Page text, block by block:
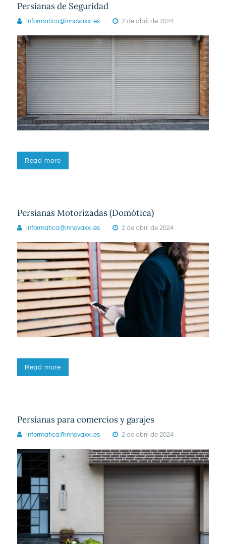
Persianas de Seguridad
informatica@innovaxxi.es 2 de abril de 2024
Read more
Persianas Motorizadas (Domótica)
informatica@innovaxxi.es 2 de abril de 2024
Read more
Persianas para comercios y garajes
informatica@innovaxxi.es 2 de abril de 2024